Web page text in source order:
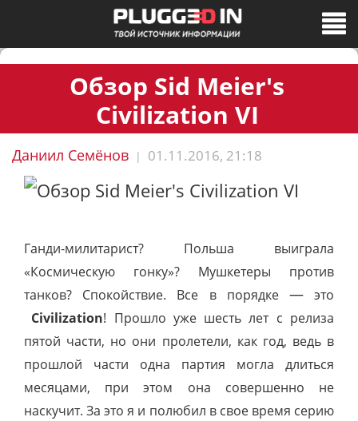
Обзор Sid Meier's
Civilization VI
Даниил Семёнов | 01.11.2016, 21:18
Ганди-милитарист? Польша выиграла
«Космическую гонку»? Мушкетеры против
танков? Спокойствие. Все в порядке —это
Civilization! Прошло уже шесть лет с релиза
пятой части, но они пролетели, как год, ведь в
прошлой части одна партия могла длиться
месяцами, при этом она совершенно не
наскучит. За это я и полюбил в свое время серию